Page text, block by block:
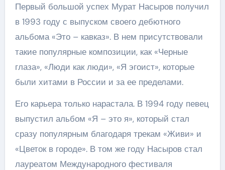
Первый большой успех Мурат Насыров получил
в 1993 году с выпуском своего дебютного
альбома «Это – кавказ». В нем присутствовали
такие популярные композиции, как «Черные
глаза», «Люди как люди», «Я эгоист», которые
были хитами в России и за ее пределами.
Его карьера только нарастала. В 1994 году певец
выпустил альбом «Я – это я», который стал
сразу популярным благодаря трекам «Живи» и
«Цветок в городе». В том же году Насыров стал
лауреатом Международного фестиваля